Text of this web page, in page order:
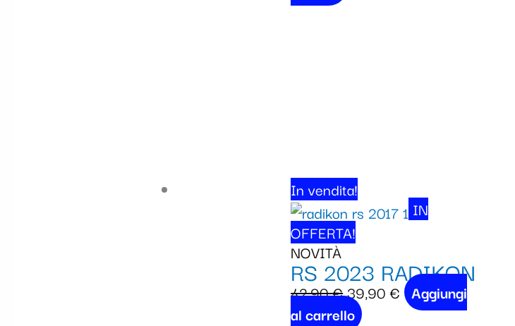
In vendita!
IN
OFFERTA!
NOVITÀ
RS 2023 RADIKON
42,90€39,90€ Aggiungi
al carrello